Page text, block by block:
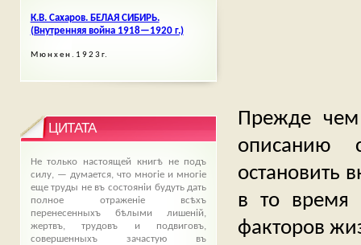
Прежде чем
описанию
остановить
в то время
факторов
К.В. Сахаров. БЕЛАЯ СИБИРЬ.
(Внутренняя война 1918—1920 г.)
M ю н х е н . 1 9 2 3 г.
ЦИТАТА
Не только настоящей книгѣ не подъ
силу, — думается, что многіе и многіе
еще труды не въ состояніи будуть дать
полное отраженіе всѣхъ
перенесенныхъ бѣлыми лишеній,
жертвъ, трудовъ и подвиговъ,
совершенныхъ зачастую въ